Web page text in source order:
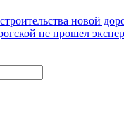
новой
не прошел